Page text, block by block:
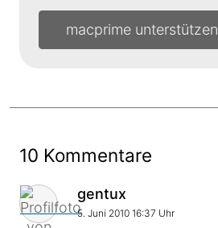
macprime unterstützen
10 Kommentare
Kommentar von
gentux
5. Juni 2010 16:37 Uhr